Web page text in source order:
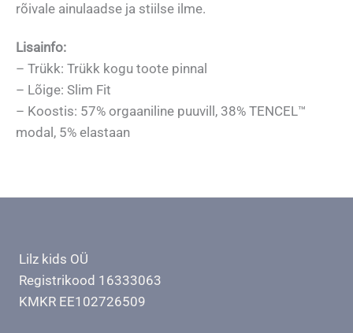
rõivale ainulaadse ja stiilse ilme.
Lisainfo:
– Trükk: Trükk kogu toote pinnal
– Lõige: Slim Fit
– Koostis: 57% orgaaniline puuvill, 38% TENCEL™
modal, 5% elastaan
Lilz kids OÜ
Registrikood 16333063
KMKR EE102726509